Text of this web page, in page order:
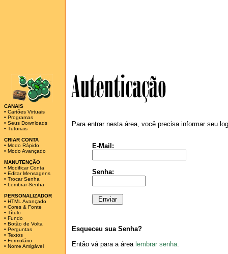
CANAIS
• Cartões Virtuais
• Programas
• Seus Downloads
• Tutoriais
CRIAR CONTA
• Modo Rápido
• Modo Avançado
MANUTENÇÃO
• Modificar Conta
• Editar Mensagens
• Trocar Senha
• Lembrar Senha
PERSONALIZADOR
• HTML Avançado
• Cores & Fonte
• Título
• Fundo
• Botão de Volta
• Perguntas
• Textos
• Formulário
• Nome Amigável
Para entrar nesta área, você precisa informar seu
E-Mail:
Senha:
Esqueceu sua Senha?
Então vá para a área lembrar senha.